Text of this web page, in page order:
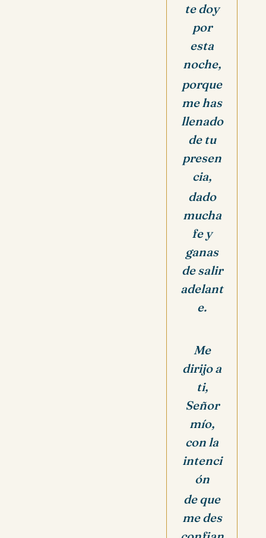
te doy
por
esta
noche,
porque
me has
llenado
de tu
presen
cia,
dado
mucha
fe y
ganas
de salir
adelant
e.
Me
dirijo a
ti,
Señor
mío,
con la
intenci
ón
de que
me des